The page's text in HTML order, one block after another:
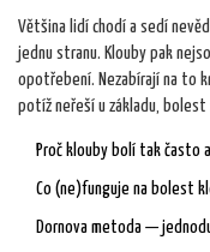
Většina lidí chodí a sedí
jednu stranu. Klouby pak
opotřebení. Nezabírají na to
potíž neřeší u základu, bolest
Proč klouby bolí tak často
Co (ne)funguje na bolest
Dornova metoda —